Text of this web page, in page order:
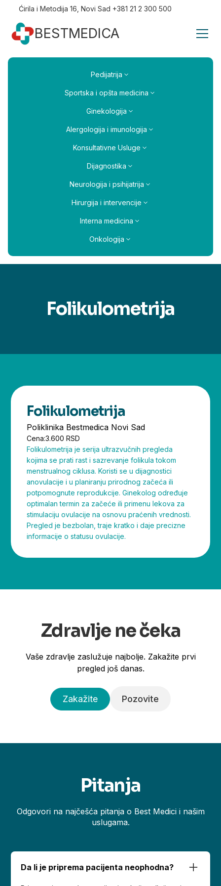
Ćirila i Metodija 16, Novi Sad +381 21 2 300 500
BESTMEDICA
Pedijatrija
Sportska i opšta medicina
Ginekologija
Alergologija i imunologija
Konsultativne Usluge
Dijagnostika
Neurologija i psihijatrija
Hirurgija i intervencije
Interna medicina
Onkologija
Folikulometrija
Folikulometrija
Poliklinika Bestmedica Novi Sad
Cena:3.600 RSD
Folikulometrija je serija ultrazvučnih pregleda
kojima se prati rast i sazrevanje folikula tokom
menstrualnog ciklusa. Koristi se u dijagnostici
anovulacije i u planiranju prirodnog začeća ili
potpomognute reprodukcije. Ginekolog određuje
optimalan termin za začeće ili primenu lekova za
stimulaciju ovulacije na osnovu praćenih vrednosti.
Pregled je bezbolan, traje kratko i daje precizne
informacije o statusu ovulacije.
Zdravlje ne čeka
Vaše zdravlje zaslužuje najbolje. Zakažite prvi
pregled još danas.
Zakažite Pozovite
Pitanja
Odgovori na najčešća pitanja o Best Medici i našim
uslugama.
Da li je priprema pacijenta neophodna?